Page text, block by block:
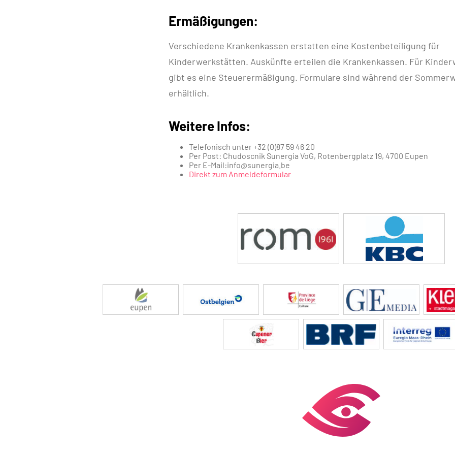
Ermäßigungen:
Verschiedene Krankenkassen erstatten eine Kostenbeteiligung für
Kinderwerkstätten. Auskünfte erteilen die Krankenkassen. Für
gibt es eine Steuerermäßigung. Formulare sind während der
erhältlich.
Weitere Infos:
Telefonisch unter +32 (0)87 59 46 20
Per Post: Chudoscnik Sunergia VoG, Rotenbergplatz 19, 4700 Eupen
Per E-Mail:info@sunergia.be
Direkt zum Anmeldeformular